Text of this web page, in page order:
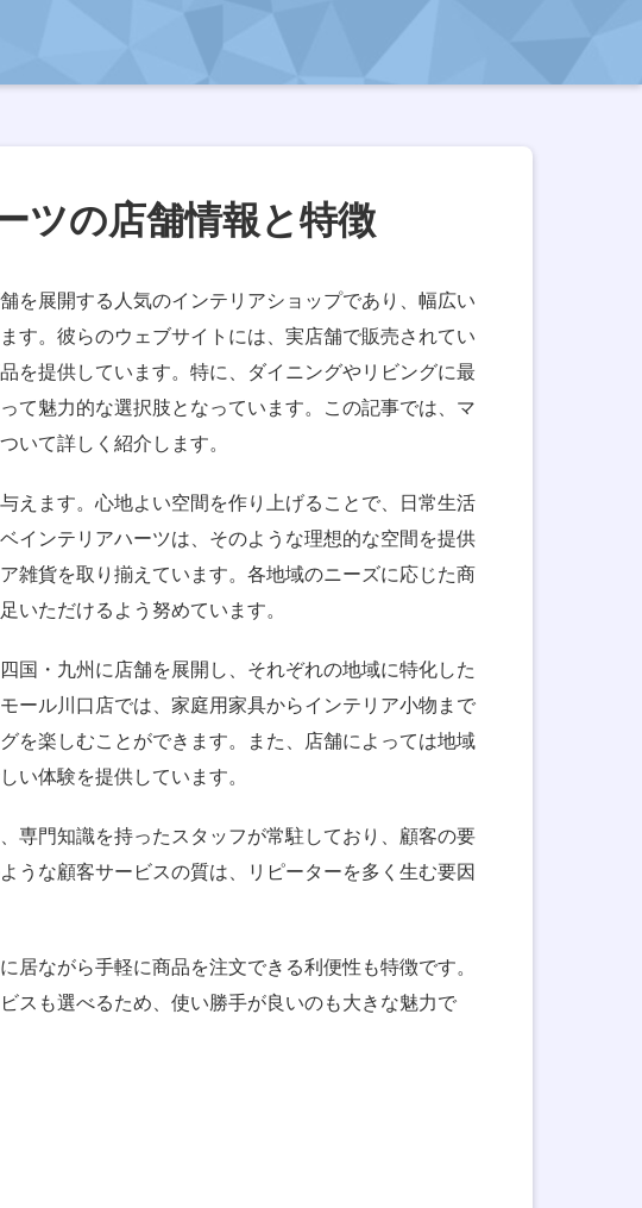
ツの店舗情報と特徴
を展開する人気のインテリアショップであり、幅広い
す。彼らのウェブサイトには、実店舗で販売されてい
を提供しています。特に、ダイニングやリビングに最
て魅力的な選択肢となっています。この記事では、マ
いて詳しく紹介します。
えます。心地よい空間を作り上げることで、日常生活
インテリアハーツは、そのような理想的な空間を提供
雑貨を取り揃えています。各地域のニーズに応じた商
いただけるよう努めています。
国・九州に店舗を展開し、それぞれの地域に特化した
ール川口店では、家庭用家具からインテリア小物まで
を楽しむことができます。また、店舗によっては地域
い体験を提供しています。
専門知識を持ったスタッフが常駐しており、顧客の要
うな顧客サービスの質は、リピーターを多く生む要因
居ながら手軽に商品を注文できる利便性も特徴です。
スも選べるため、使い勝手が良いのも大きな魅力で